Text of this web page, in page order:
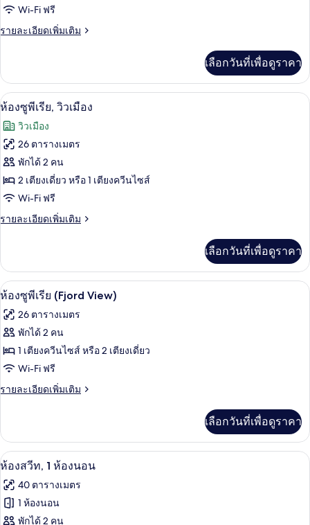
ห้อง
พรีเมียม
View)
Wi-Fi ฟรี
รายละเอียดเพิ่มเติม
ราย
เกี่ยว
กับ
ห้อง
พรีเมียม
(Panoramic
Fjord
View)
เลือกวันที่เพื่อดูราคา
เปิด
ภาพถ่าย
ทั้งหมด
ของ
ห้อง
ซู
พี
วิว
เมือง
เครื่องนอนป้องกันสารก่อภูมิแพ้, มินิบา
9
ห้องซูพีเรีย, วิวเมือง
วิวเมือง
26 ตารางเมตร
พักได้ 2 คน
2 เตียงเดี่ยว หรือ 1 เตียงควีนไซส์
Wi-Fi ฟรี
รายละเอียดเพิ่มเติม
ราย
เกี่ยว
กับ
ห้อง
พี
เรีย,
เมือง
เลือกวันที่เพื่อดูราคา
เปิด
ภาพถ่าย
ทั้งหมด
ของ
ห้อง
ซู
เรีย
(Fjord
View)
เครื่องนอนป้องกันสารก่อภูมิแพ้, มินิบา
9
ห้องซูพีเรีย (Fjord View)
26 ตารางเมตร
พักได้ 2 คน
1 เตียงควีนไซส์ หรือ 2 เตียงเดี่ยว
Wi-Fi ฟรี
รายละเอียดเพิ่มเติม
ราย
เกี่ยว
กับ
ห้อง
พี
เรีย
(Fjord
เลือกวันที่เพื่อดูราคา
เปิด
ภาพถ่าย
ทั้งหมด
ของ
5
ห้องสวีท, 1 ห้องนอน
40 ตารางเมตร
1 ห้องนอน
พักได้ 2 คน